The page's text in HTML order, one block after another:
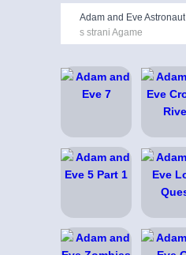
Adam and Eve Astronaut
s strani Agame